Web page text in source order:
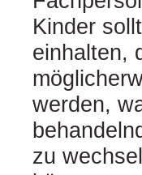
Kinder
einhalten,
werden,
zu